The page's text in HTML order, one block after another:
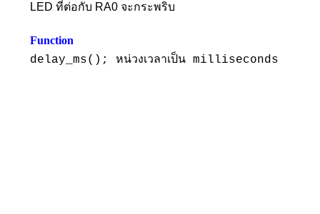
LED ที่ต่อกับ RA0 จะกระพริบ
Function
delay_ms(); หน่วงเวลาเป็น milliseconds